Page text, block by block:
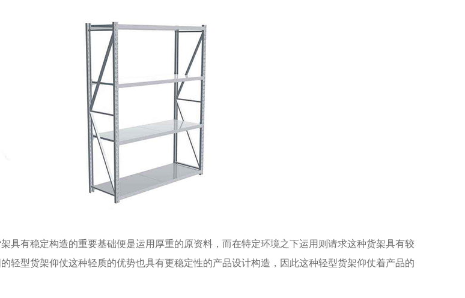
具有稳定构造的重要基础便是运用厚重的原资料，而在特定环境之下运用则请求这种货架具有较
轻型货架仰仗这种轻质的优势也具有更稳定性的产品设计构造，因此这种轻型货架仰仗着产品的